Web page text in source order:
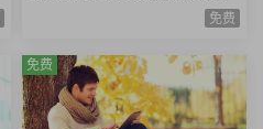
础玩转嵌入式Linux工程师开发
免费
免费